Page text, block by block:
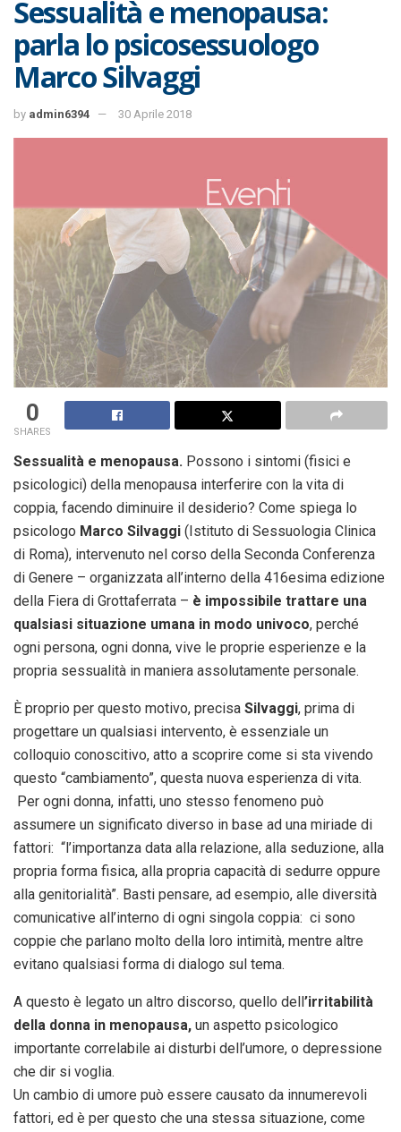
Sessualità e menopausa:
parla lo psicosessuologo
Marco Silvaggi
by admin6394 30 Aprile 2018
0
SHARES
Sessualità e menopausa. Possono i sintomi (fisici e
psicologici) della menopausa interferire con la vita di
coppia, facendo diminuire il desiderio? Come spiega lo
psicologo Marco Silvaggi (Istituto di Sessuologia Clinica
di Roma), intervenuto nel corso della Seconda Conferenza
di Genere – organizzata all’interno della 416esima edizione
della Fiera di Grottaferrata – è impossibile trattare una
qualsiasi situazione umana in modo univoco, perché
ogni persona, ogni donna, vive le proprie esperienze e la
propria sessualità in maniera assolutamente personale.
È proprio per questo motivo, precisa Silvaggi, prima di
progettare un qualsiasi intervento, è essenziale un
colloquio conoscitivo, atto a scoprire come si sta vivendo
questo “cambiamento”, questa nuova esperienza di vita.
Per ogni donna, infatti, uno stesso fenomeno può
assumere un significato diverso in base ad una miriade di
fattori: “l’importanza data alla relazione, alla seduzione, alla
propria forma fisica, alla propria capacità di sedurre oppure
alla genitorialità”. Basti pensare, ad esempio, alle diversità
comunicative all’interno di ogni singola coppia: ci sono
coppie che parlano molto della loro intimità, mentre altre
evitano qualsiasi forma di dialogo sul tema.
A questo è legato un altro discorso, quello dell’irritabilità
della donna in menopausa, un aspetto psicologico
importante correlabile ai disturbi dell’umore, o depressione
che dir si voglia.
Un cambio di umore può essere causato da innumerevoli
fattori, ed è per questo che una stessa situazione, come